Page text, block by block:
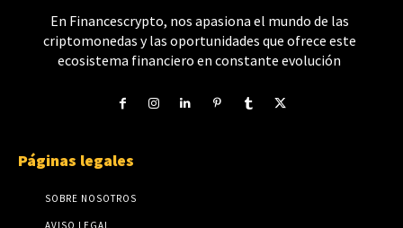
En Financescrypto, nos apasiona el mundo de las
criptomonedas y las oportunidades que ofrece este
ecosistema financiero en constante evolución
Páginas legales
SOBRE NOSOTROS